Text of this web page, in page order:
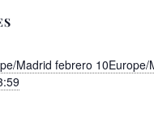
Madrid febrero 10Europe/